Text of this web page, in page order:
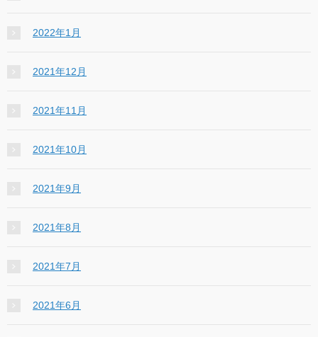
2022年1月
2021年12月
2021年11月
2021年10月
2021年9月
2021年8月
2021年7月
2021年6月